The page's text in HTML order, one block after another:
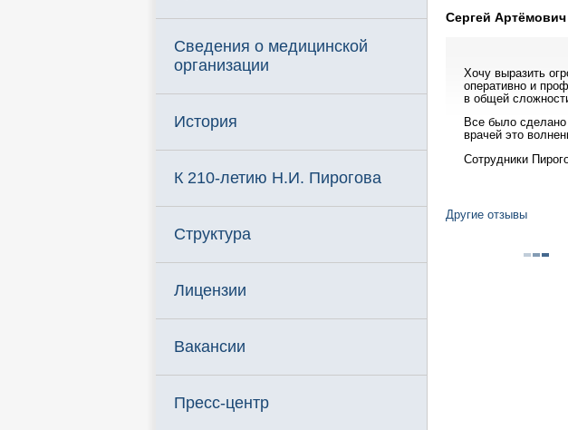
Сведения о медицинской
организации
История
К 210-летию Н.И. Пирогова
Структура
Лицензии
Вакансии
Пресс-центр
Сергей Артёмович
Хочу выразить
оперативно и
в общей
Все было
врачей это
Сотрудники
Другие отзывы